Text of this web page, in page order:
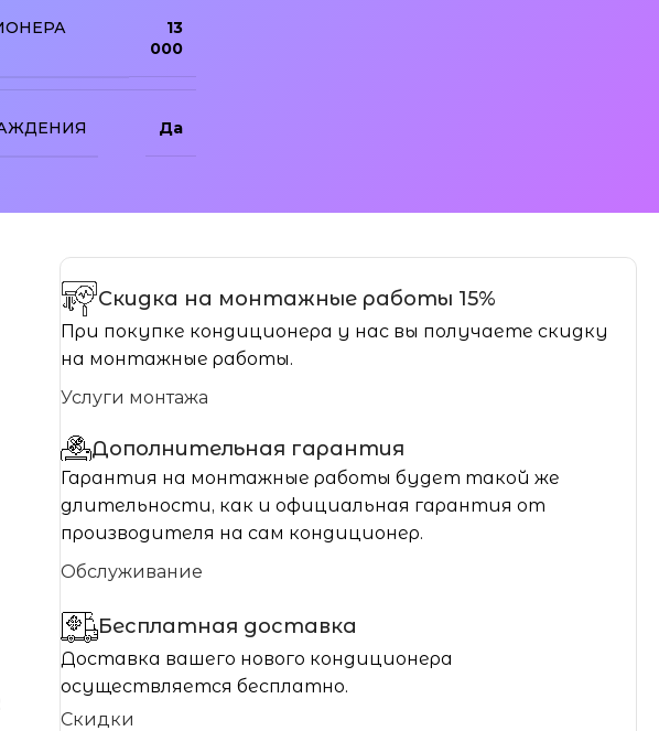
13
000
Да
Скидка на монтажные работы 15%
При покупке кондиционера у нас вы получаете скидку
на монтажные работы.
Услуги монтажа
Дополнительная гарантия
Гарантия на монтажные работы будет такой же
длительности, как и официальная гарантия от
производителя на сам кондиционер.
Обслуживание
Бесплатная доставка
Доставка вашего нового кондиционера
осуществляется бесплатно.
Скидки